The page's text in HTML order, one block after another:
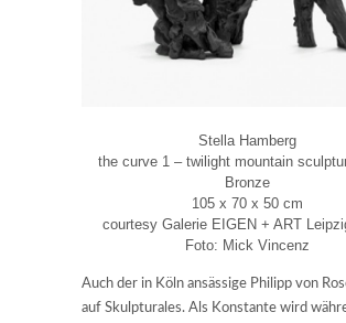
Stella Hamberg
the curve 1 – twilight mountain
Bronze
105 x 70 x 50 cm
courtesy Galerie EIGEN + ART
Foto: Mick Vincenz
Auch der in Köln ansässige Philipp von
auf Skulpturales. Als Konstante wird